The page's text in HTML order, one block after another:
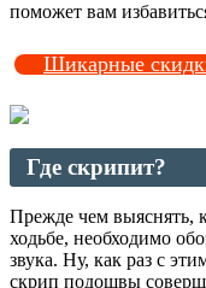
поможет вам
Шикарные
Где скрипит?
Прежде чем выяснять,
ходьбе, необходимо
звука. Ну, как раз с
скрип подошвы